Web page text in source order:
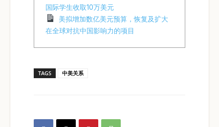
国际学生收取10万美元
美拟增加数亿美元预算，恢复及扩大
在全球对抗中国影响力的项目
TAGS 中美关系